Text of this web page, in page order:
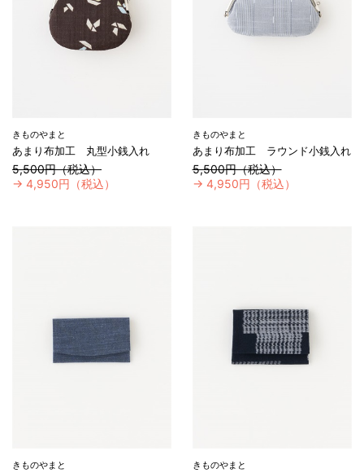
きものやまと
あまり布加工 丸型小銭入れ
5,500円（税込）
→ 4,950円（税込）
きものやまと
あまり布加工 ラウンド小銭入れ
5,500円（税込）
→ 4,950円（税込）
きものやまと きものやまと